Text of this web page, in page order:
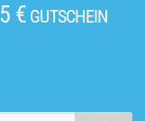
5 €GUTSCHEIN